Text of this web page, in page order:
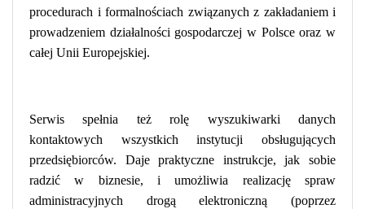
procedurach i formalnościach związanych z zakładaniem i
prowadzeniem działalności gospodarczej w Polsce oraz w
całej Unii Europejskiej.
Serwis spełnia też rolę wyszukiwarki danych
kontaktowych wszystkich instytucji obsługujących
przedsiębiorców. Daje praktyczne instrukcje, jak sobie
radzić w biznesie, i umożliwia realizację spraw
administracyjnych drogą elektroniczną (poprzez